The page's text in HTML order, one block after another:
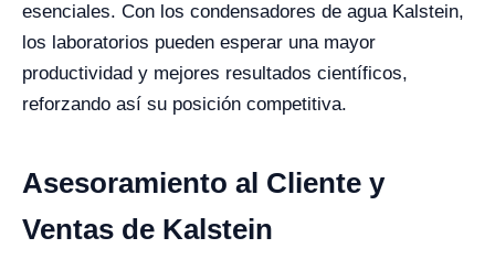
esenciales. Con los condensadores de agua Kalstein,
los laboratorios pueden esperar una mayor
productividad y mejores resultados científicos,
reforzando así su posición competitiva.
Asesoramiento al Cliente y
Ventas de Kalstein